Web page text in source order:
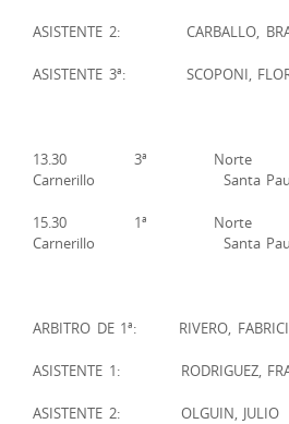
ASISTENTE 2: CARBALLO,
ASISTENTE 3ª: SCOPONI,
13.30 3ª Norte
Carnerillo Santa Paula –
15.30 1ª Norte
Carnerillo Santa Paula –
ARBITRO DE 1ª: RIVERO,
ASISTENTE 1: RODRIGUEZ,
ASISTENTE 2: OLGUIN, JULIO